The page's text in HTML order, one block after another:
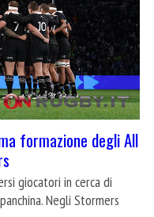
formazione degli All
giocatori in cerca di
Negli Stormers